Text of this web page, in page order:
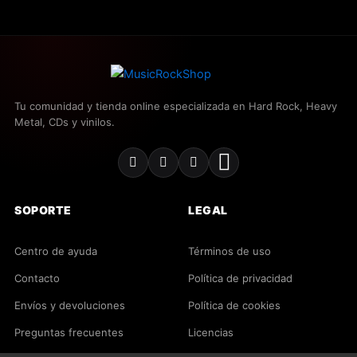
Contacto
https://www.instagram.com/sakatametal
https://www.facebook.com/sakatametal
https://www.youtube.com/@sakatametal
metalsakata@gmail.com
Tu comunidad y tienda online especializada en Hard Rock, Heavy
Metal, CDs y vinilos.
SOPORTE
Centro de ayuda
Contacto
Envíos y devoluciones
Preguntas frecuentes
LEGAL
Términos de uso
Política de privacidad
Política de cookies
Licencias